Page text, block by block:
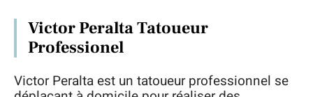
Victor Peralta Tatoueur
Professionel
Victor Peralta est un tatoueur professionnel se